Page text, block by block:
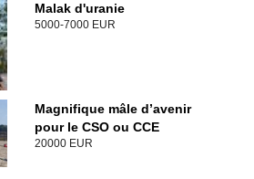
Malak d'uranie
5000-7000 EUR
Magnifique mâle d’avenir
pour le CSO ou CCE
20000 EUR